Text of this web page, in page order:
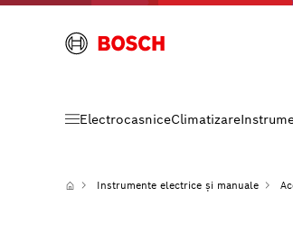
ElectrocasniceClimatizare
Instrumente electrice și manuale